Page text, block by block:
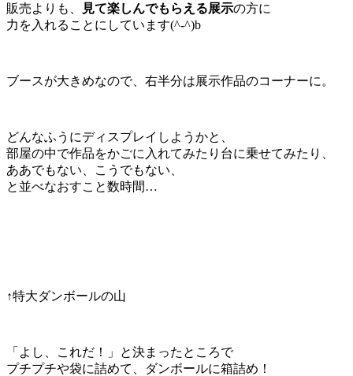
販売よりも、
見て楽しんでもらえる展示の方に
力を入れることにしています(^-^)b
ブースが大きめなので、右半分は展示作品のコーナーに。
どんなふうにディスプレイしようかと、
部屋の中で作品をかごに入れてみたり台に乗せてみたり、
ああでもない、こうでもない、
と並べなおすこと数時間…
↑特大ダンボールの山
「よし、これだ！」と決まったところで
プチプチや袋に詰めて、ダンボールに箱詰め！